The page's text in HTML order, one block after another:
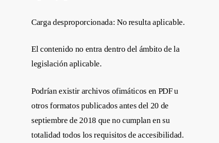
Carga desproporcionada: No resulta aplicable.
El contenido no entra dentro del ámbito de la
legislación aplicable.
Podrían existir archivos ofimáticos en PDF u
otros formatos publicados antes del 20 de
septiembre de 2018 que no cumplan en su
totalidad todos los requisitos de accesibilidad.